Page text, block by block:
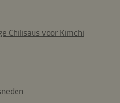
Chilisaus voor Kimchi